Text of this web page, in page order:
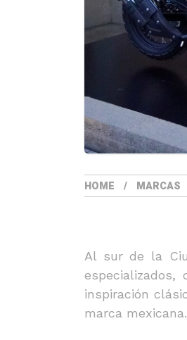
HOME MARCAS
Al sur de la
inspiración
marca mexicana.